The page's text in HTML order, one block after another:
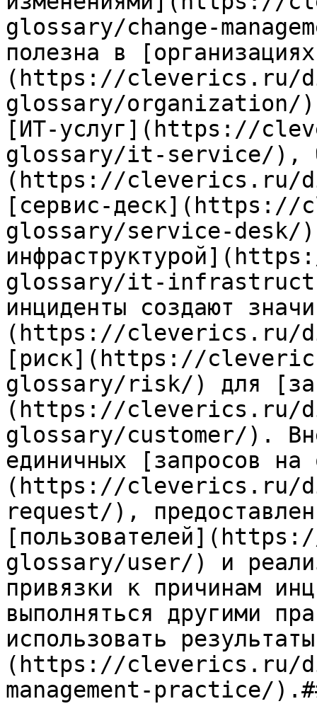
glossary/change-
полезна в
(https://cleverics.ru/
glossary/organization/)
[ИТ-услуг](https://
glossary/it-service/),
(https://cleverics.ru/
[сервис-
glossary/service-desk/
glossary/it-
инциденты создают
(https://cleverics.ru/
[риск](https://
glossary/risk/) для
(https://cleverics.ru/
glossary/customer/).
единичных [запросов на
(https://cleverics.ru/
request/),
glossary/user/) и
привязки к причинам
выполняться другими
использовать
(https://cleverics.ru/
management-practice/